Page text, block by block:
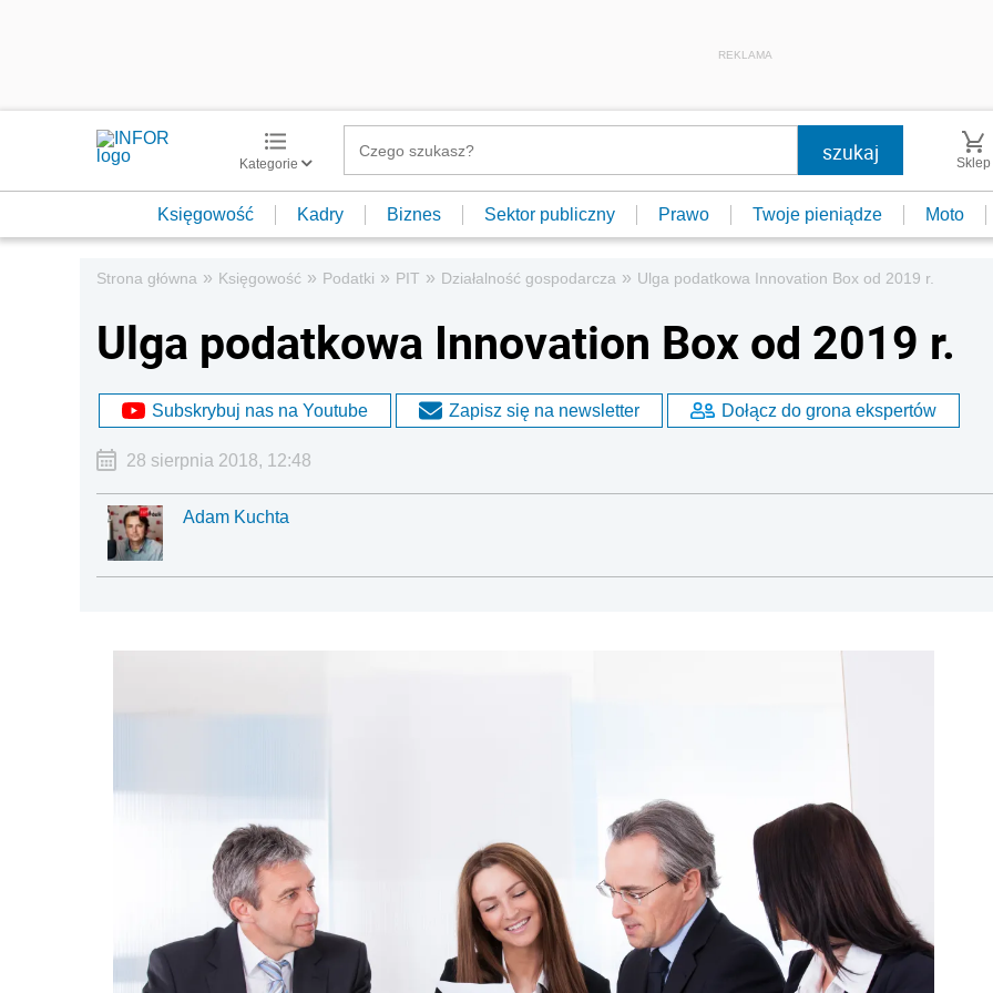
REKLAMA
Kategorie Sklep
Księgowość Kadry Biznes Sektor publiczny Prawo Twoje pieniądze Moto
Strona główna » Księgowość » Podatki » PIT » Działalność gospodarcza » Ulga podatkowa Innovation Box od 2019 r.
Ulga podatkowa Innovation Box od 2019 r.
Subskrybuj nas na Youtube Zapisz się na newsletter Dołącz do grona ekspertów
28 sierpnia 2018, 12:48
Adam Kuchta